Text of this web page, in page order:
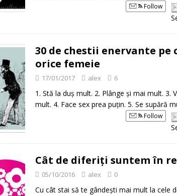
Follow
30 de chestii enervante pe
orice femeie
17/01/2017 alex 6
1. Stă la duș mult. 2. Plânge și mai mult. 3.
mult. 4. Face sex prea puțin. 5. Se supără
Follow
Cât de diferiți suntem în
05/10/2016 alex 0
Cu cât stai să te gândești mai mult la cele